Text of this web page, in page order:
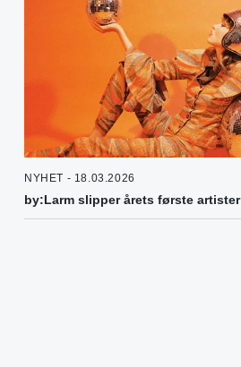
NYHET - 18.03.2026
by:Larm slipper årets første artister